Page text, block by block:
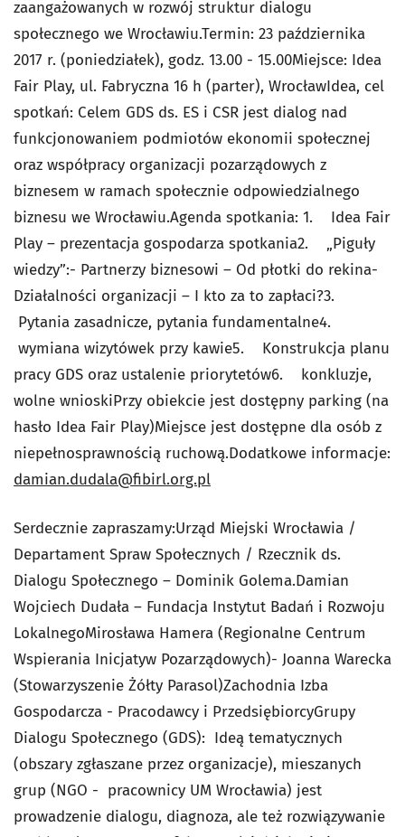
zaangażowanych w rozwój struktur dialogu
społecznego we Wrocławiu.Termin: 23 października
2017 r. (poniedziałek), godz. 13.00 - 15.00Miejsce: Idea
Fair Play, ul. Fabryczna 16 h (parter), WrocławIdea, cel
spotkań: Celem GDS ds. ES i CSR jest dialog nad
funkcjonowaniem podmiotów ekonomii społecznej
oraz współpracy organizacji pozarządowych z
biznesem w ramach społecznie odpowiedzialnego
biznesu we Wrocławiu.Agenda spotkania: 1. Idea Fair
Play – prezentacja gospodarza spotkania2. „Piguły
wiedzy”:- Partnerzy biznesowi – Od płotki do rekina-
Działalności organizacji – I kto za to zapłaci?3.
Pytania zasadnicze, pytania fundamentalne4.
wymiana wizytówek przy kawie5. Konstrukcja planu
pracy GDS oraz ustalenie priorytetów6. konkluzje,
wolne wnioskiPrzy obiekcie jest dostępny parking (na
hasło Idea Fair Play)Miejsce jest dostępne dla osób z
niepełnosprawnością ruchową.Dodatkowe informacje:
damian.dudala@fibirl.org.pl
Serdecznie zapraszamy:Urząd Miejski Wrocławia /
Departament Spraw Społecznych / Rzecznik ds.
Dialogu Społecznego – Dominik Golema.Damian
Wojciech Dudała – Fundacja Instytut Badań i Rozwoju
LokalnegoMirosława Hamera (Regionalne Centrum
Wspierania Inicjatyw Pozarządowych)- Joanna Warecka
(Stowarzyszenie Żółty Parasol)Zachodnia Izba
Gospodarcza - Pracodawcy i PrzedsiębiorcyGrupy
Dialogu Społecznego (GDS): Ideą tematycznych
(obszary zgłaszane przez organizacje), mieszanych
grup (NGO - pracownicy UM Wrocławia) jest
prowadzenie dialogu, diagnoza, ale też rozwiązywanie